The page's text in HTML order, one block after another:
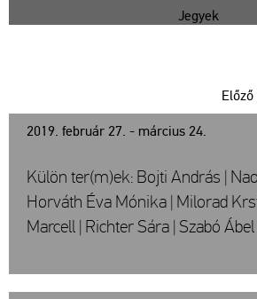
Jegyek
2019. február 27. - március 24.
Külön ter(m)ek: Bojti András |
Horváth Éva Mónika | Milorad
Marcell | Richter Sára | Szabó